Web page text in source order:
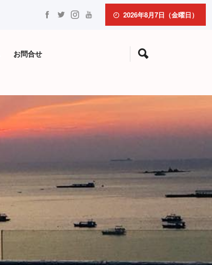
2026年8月7日（金曜日）
お問合せ